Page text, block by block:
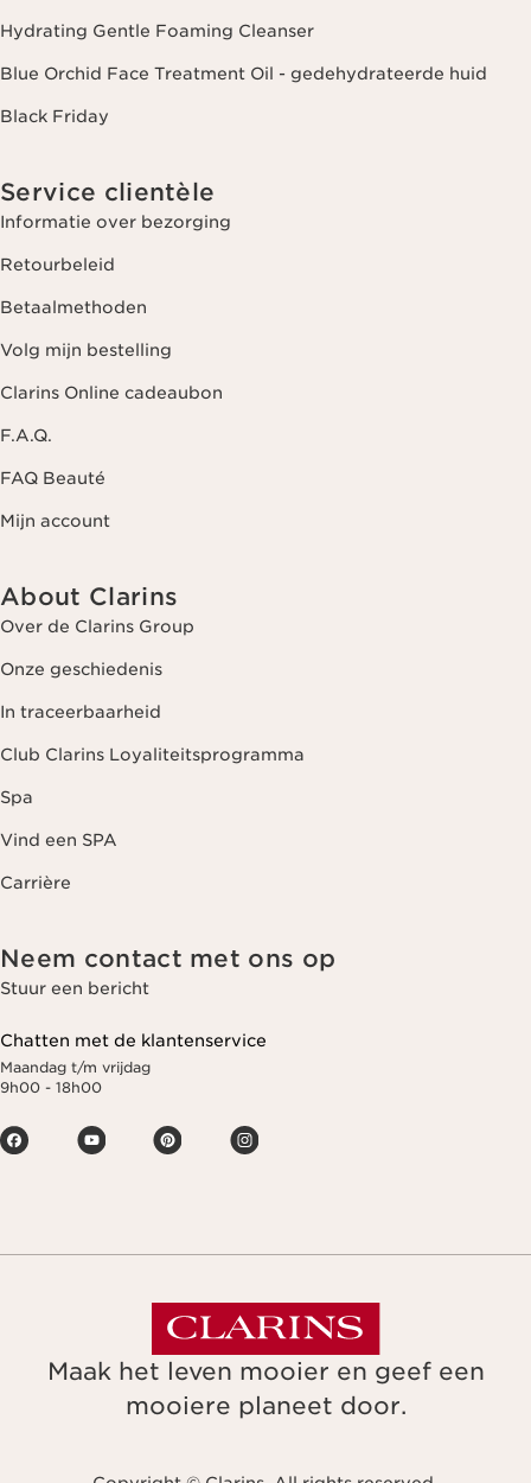
Hydrating Gentle Foaming Cleanser
Blue Orchid Face Treatment Oil - gedehydrateerde huid
Black Friday
Service clientèle
Informatie over bezorging
Retourbeleid
Betaalmethoden
Volg mijn bestelling
Clarins Online cadeaubon
F.A.Q.
FAQ Beauté
Mijn account
About Clarins
Over de Clarins Group
Onze geschiedenis
In traceerbaarheid
Club Clarins Loyaliteitsprogramma
Spa
Vind een SPA
Carrière
Neem contact met ons op
Stuur een bericht
Chatten met de klantenservice
Maandag t/m vrijdag
9h00 - 18h00
Maak het leven mooier en geef een
mooiere planeet door.